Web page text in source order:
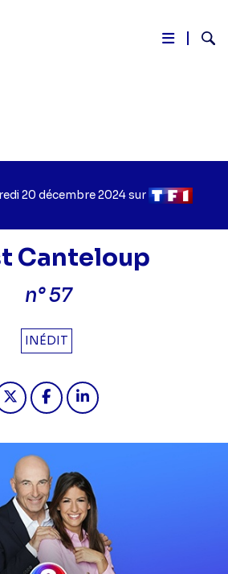
20 décembre 2024sur Chaîne
diffusion
Canteloup
n° 57
INÉDIT
Partager "2024-12-20 21:00 -
Partager "2024-12-20